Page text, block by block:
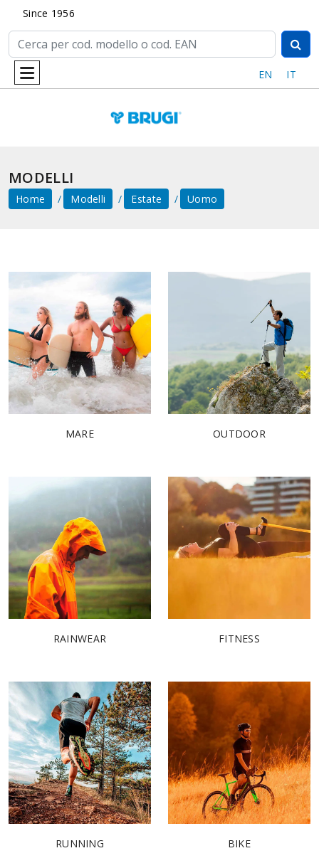
Since 1956
EN IT
MODELLI
Home Modelli Estate Uomo
MARE OUTDOOR
RAINWEAR FITNESS
RUNNING BIKE